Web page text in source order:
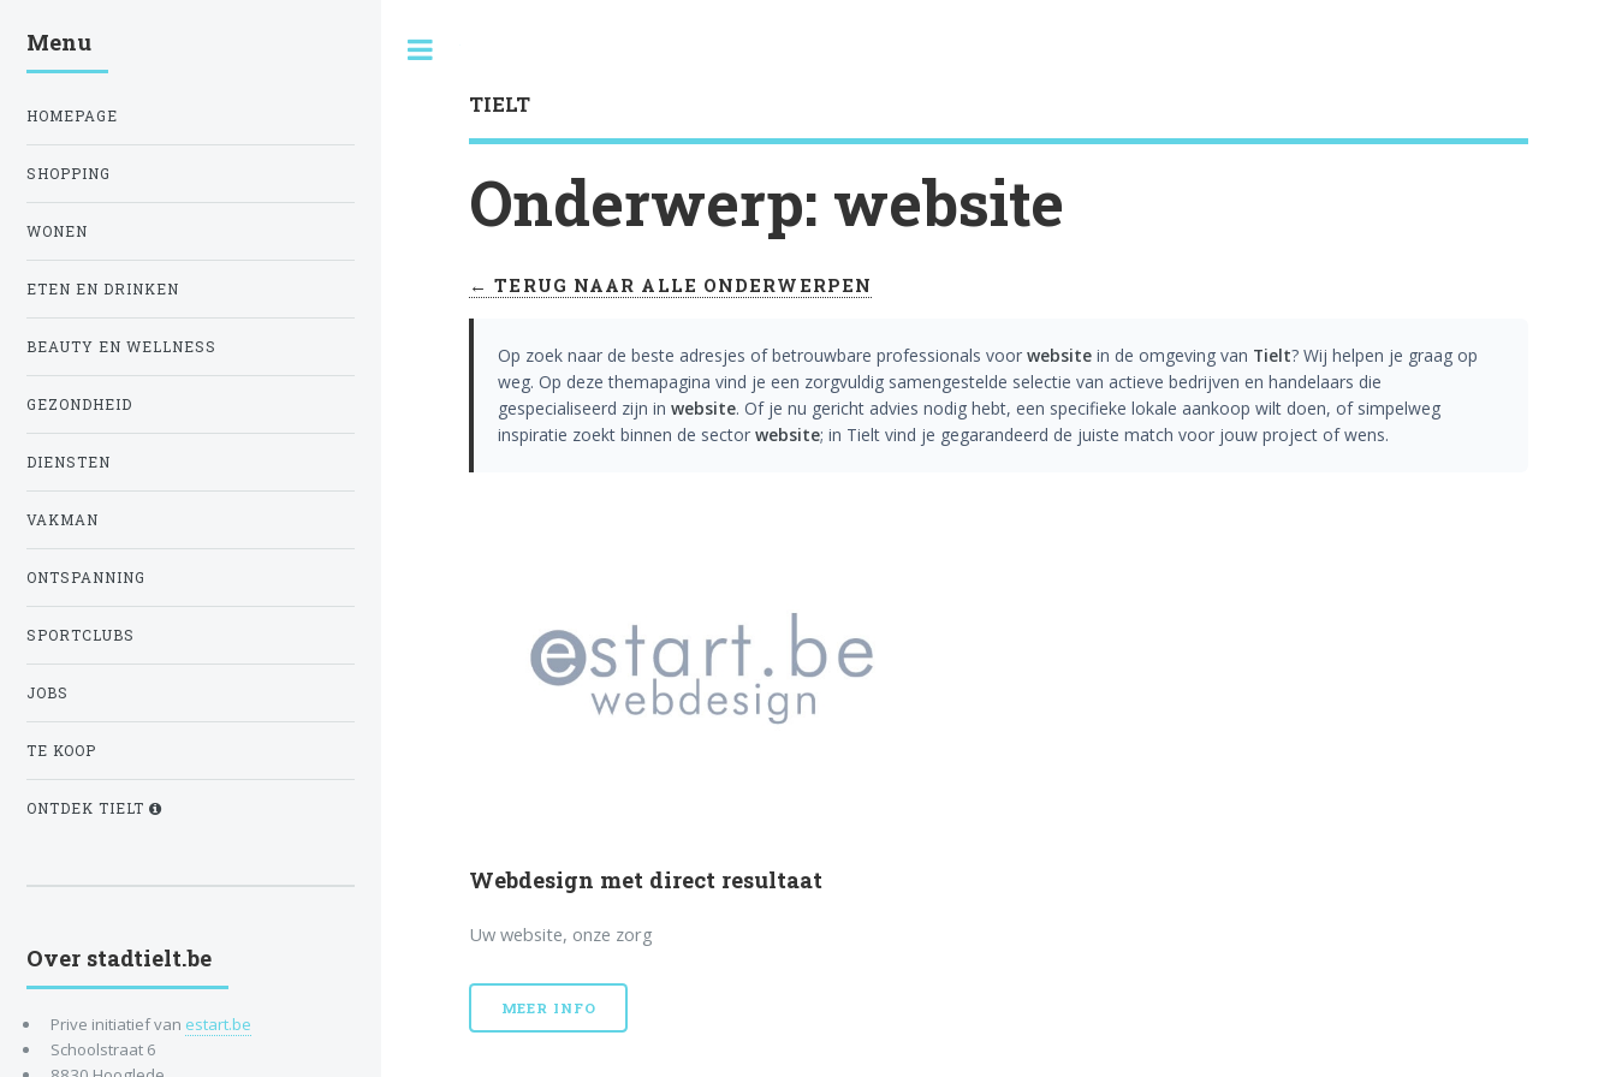
TIELT
Onderwerp: website
← TERUG NAAR ALLE ONDERWERPEN
Op zoek naar de beste adresjes of betrouwbare professionals voorwebsite in de omgeving van Tielt? Wij helpen je graag op
weg. Op deze themapagina vind je een zorgvuldig samengestelde selectie van actieve bedrijven en handelaars die
gespecialiseerd zijn inwebsite. Of je nu gericht advies nodig hebt, een specifieke lokale aankoop wilt doen, of simpelweg
inspiratie zoekt binnen de sectorwebsite; in Tielt vind je gegarandeerd de juiste match voor jouw project of wens.
Webdesign met direct resultaat
Uw website, onze zorg
MEER INFO
Menu
HOMEPAGE
SHOPPING
WONEN
ETEN EN DRINKEN
BEAUTY EN WELLNESS
GEZONDHEID
DIENSTEN
VAKMAN
ONTSPANNING
SPORTCLUBS
JOBS
TE KOOP
ONTDEK TIELT
Over stadtielt.be
Prive initiatief van estart.be
Schoolstraat 6